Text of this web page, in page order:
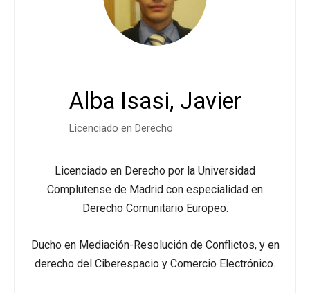
Alba Isasi, Javier
Licenciado en Derecho
Licenciado en Derecho por la Universidad
Complutense de Madrid con especialidad en
Derecho Comunitario Europeo.
Ducho en Mediación-Resolución de Conflictos, y en
derecho del Ciberespacio y Comercio Electrónico.